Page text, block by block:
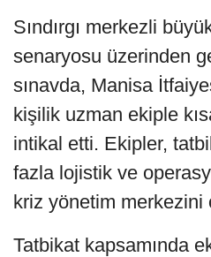
Sındırgı merkezli
senaryosu üzerinden
sınavda, Manisa
kişilik uzman ekiple
intikal etti. Ekipler,
fazla lojistik ve
kriz yönetim merkezini
Tatbikat kapsamında